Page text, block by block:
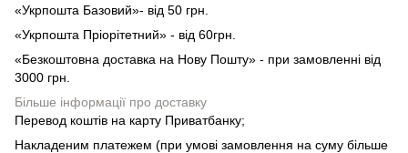
«Укрпошта Базовий»- від 50 грн.
«Укрпошта Пріорітетний» - від 60грн.
«Безкоштовна доставка на Нову Пошту» - при замовленні від
3000 грн.
Більше інформації про доставку
Перевод коштів на карту Приватбанку;
Накладеним платежем (при умові замовлення на суму більше